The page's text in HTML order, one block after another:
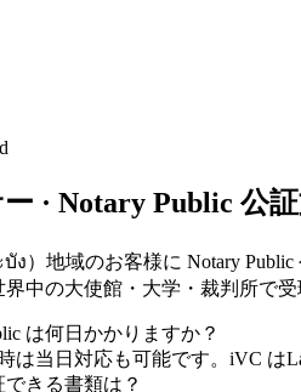
· Notary Public 公
ง）地域のお客様に Notary
中の大使館・大学・裁判所で受
は何日かかりますか？
は当日対応も可能です。iVC は
できる書類は？